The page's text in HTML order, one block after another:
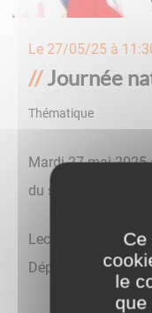
Le 27/05/25 à
Journée
Thématique
Mardi 27 mai
du square du
Lecture du
Dépôt de gerbe
Ce
le
que